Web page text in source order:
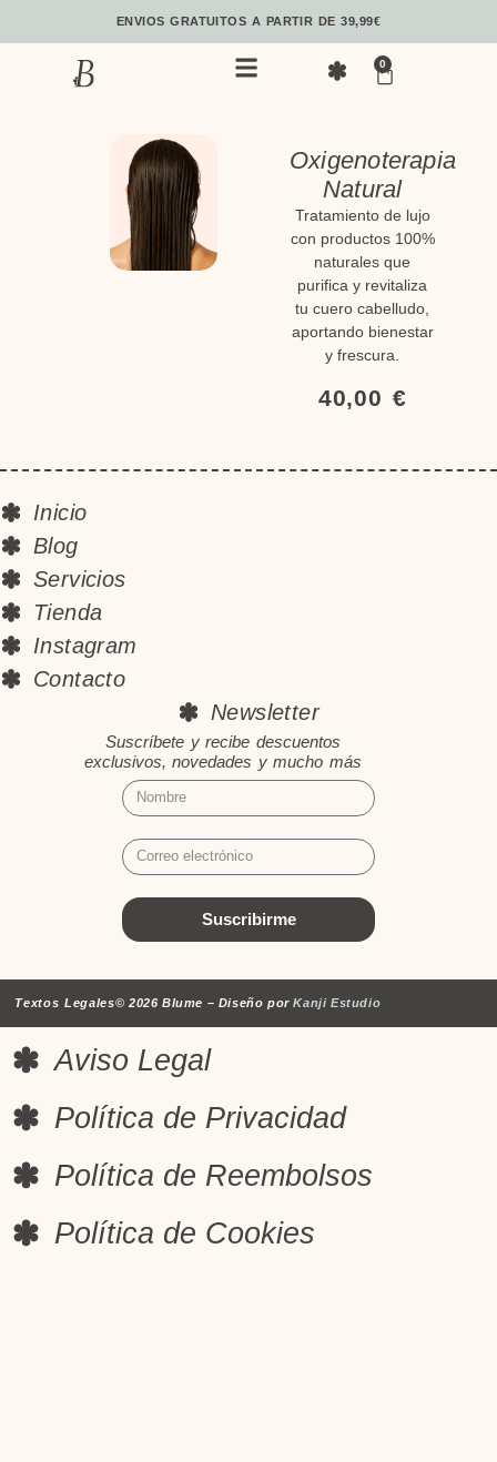
ENVIOS GRATUITOS A PARTIR DE 39,99€
0
Oxigenoterapia
Natural
Tratamiento de lujo
con productos 100%
naturales que
purifica y revitaliza
tu cuero cabelludo,
aportando bienestar
y frescura.
40,00 €
Newsletter
Suscríbete y recibe descuentos
exclusivos, novedades y mucho más
Suscribirme
Inicio
Blog
Servicios
Tienda
Instagram
Contacto
Textos Legales© 2026 Blume – Diseño porKanji Estudio
Aviso Legal
Política de Privacidad
Política de Reembolsos
Política de Cookies